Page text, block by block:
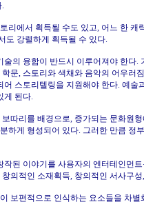
리에서 획득될 수도 있고, 어느 한
도 강렬하게 획득될 수 있다.
의 융합이 반드시 이루어져야 한다
문, 스토리와 색채와 음악의 어우러
스토리텔링을 지원해야 한다. 예
게 된다.
따리를 배경으로, 증가되는 문화원
하게 형성되어 있다. 그러한 만큼 정
된 이야기를 사용자의 엔터테인먼
의적인 소재획득, 창의적인 서사구
보편적으로 인식하는 요소들을 차